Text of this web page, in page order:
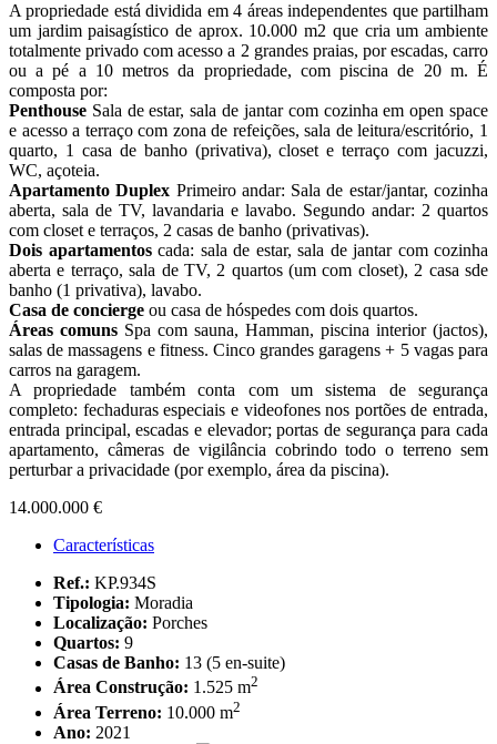
A propriedade está dividida em 4 áreas independentes que partilham
um jardim paisagístico de aprox. 10.000 m2 que cria um ambiente
totalmente privado com acesso a 2 grandes praias, por escadas, carro
ou a pé a 10 metros da propriedade, com piscina de 20 m. É
composta por:
Penthouse Sala de estar, sala de jantar com cozinha em open space
e acesso a terraço com zona de refeições, sala de leitura/escritório, 1
quarto, 1 casa de banho (privativa), closet e terraço com jacuzzi,
WC, açoteia.
Apartamento Duplex Primeiro andar: Sala de estar/jantar, cozinha
aberta, sala de TV, lavandaria e lavabo. Segundo andar: 2 quartos
com closet e terraços, 2 casas de banho (privativas).
Dois apartamentoscada: sala de estar, sala de jantar com cozinha
aberta e terraço, sala de TV, 2 quartos (um com closet), 2 casa sde
banho (1 privativa), lavabo.
Casa de concierge ou casa de hóspedes com dois quartos.
Áreas comuns Spa com sauna, Hamman, piscina interior (jactos),
salas de massagens e fitness. Cinco grandes garagens + 5 vagas para
carros na garagem.
A propriedade também conta com um sistema de segurança
completo: fechaduras especiais e videofones nos portões de entrada,
entrada principal, escadas e elevador; portas de segurança para cada
apartamento, câmeras de vigilância cobrindo todo o terreno sem
perturbar a privacidade (por exemplo, área da piscina).
14.000.000 €
Características
Ref.: KP.934S
Tipologia: Moradia
Localização: Porches
Quartos: 9
Casas de Banho: 13 (5 en-suite)
Área Construção: 1.525 m2
Área Terreno: 10.000 m2
Ano: 2021